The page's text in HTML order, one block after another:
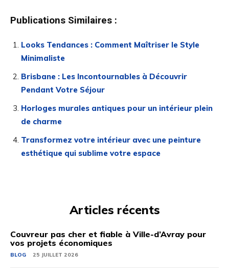
Publications Similaires :
Looks Tendances : Comment Maîtriser le Style
Minimaliste
Brisbane : Les Incontournables à Découvrir
Pendant Votre Séjour
Horloges murales antiques pour un intérieur plein
de charme
Transformez votre intérieur avec une peinture
esthétique qui sublime votre espace
Articles récents
Couvreur pas cher et fiable à Ville-d’Avray pour
vos projets économiques
BLOG 25 JUILLET 2026